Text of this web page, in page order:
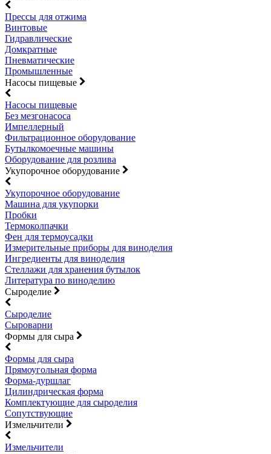
Прессы для отжима
Винтовые
Гидравлические
Домкратные
Пневматические
Промышленные
Насосы пищевые
Насосы пищевые
Без мезгонасоса
Импеллерный
Фильтрационное оборудование
Бутылкомоечные машины
Оборудование для розлива
Укупорочное оборудование
Укупорочное оборудование
Машина для укупорки
Пробки
Термоколпачки
Фен для термоусадки
Измерительные приборы для виноделия
Ингредиенты для виноделия
Стеллажи для хранения бутылок
Литература по виноделию
Сыроделие
Сыроделие
Сыроварни
Формы для сыра
Формы для сыра
Прямоугольная форма
Форма-дуршлаг
Цилиндрическая форма
Комплектующие для сыроделия
Сопутствующие
Измельчители
Измельчители